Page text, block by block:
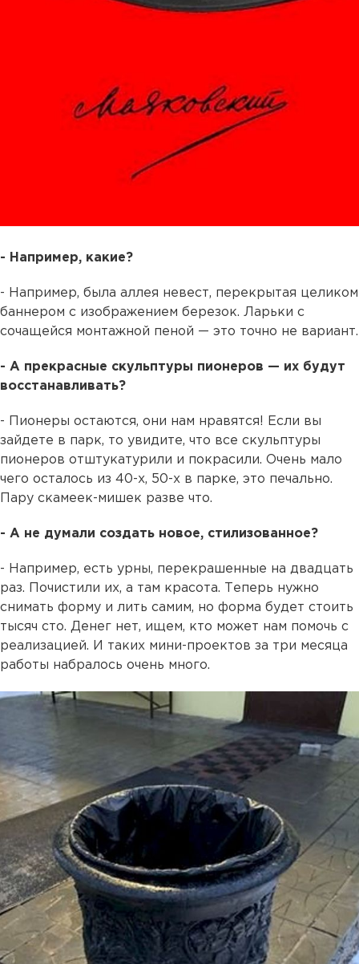
- Например, какие?
- Например, была аллея невест, перекрытая целиком
баннером с изображением березок. Ларьки с
сочащейся монтажной пеной — это точно не вариант.
- А прекрасные скульптуры пионеров — их будут
восстанавливать?
- Пионеры остаются, они нам нравятся! Если вы
зайдете в парк, то увидите, что все скульптуры
пионеров отштукатурили и покрасили. Очень мало
чего осталось из 40-х, 50-х в парке, это печально.
Пару скамеек-мишек разве что.
- А не думали создать новое, стилизованное?
- Например, есть урны, перекрашенные на двадцать
раз. Почистили их, а там красота. Теперь нужно
снимать форму и лить самим, но форма будет стоить
тысяч сто. Денег нет, ищем, кто может нам помочь с
реализацией. И таких мини-проектов за три месяца
работы набралось очень много.